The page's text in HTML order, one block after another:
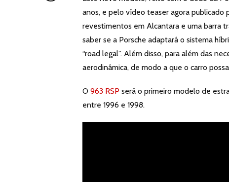
anos, e pelo vídeo teaser agora
revestimentos em Alcantara e uma barra
saber se a Porsche adaptará o sistema
“road legal”. Além disso, para além das
aerodinâmica, de modo a que o carro
O 963 RSP será o primeiro modelo de
entre 1996 e 1998.